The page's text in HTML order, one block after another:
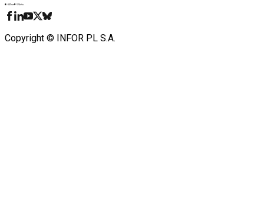
Copyright © INFOR PL S.A.